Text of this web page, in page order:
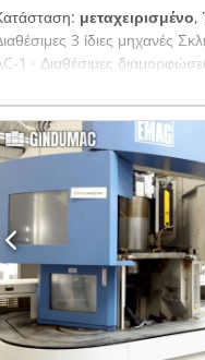
μεταχειρισμένο,
3 ίδιες
1 · Διαθέσιμες
βελτιστοποιημένες
με υψηλή ακρίβεια και
από τα
άξονες κατεργασίας
· Βέλτιστη αποβολή
ομοκεντρικότητας και
επισκευής · Συμπαγές
περιστρεφόμενη μονάδα) ·
Capto Cjdezq Aw Dspfx